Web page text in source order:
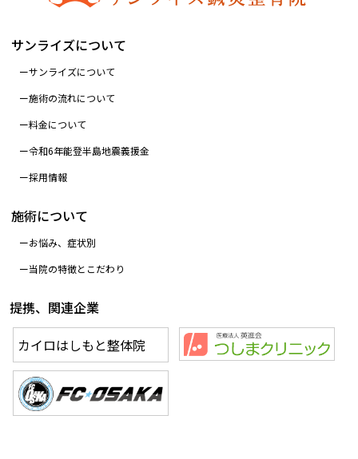
サンライズについて
サンライズについて
施術の流れについて
料金について
令和6年能登半島地震義援金
採用情報
施術について
お悩み、症状別
当院の特徴とこだわり
提携、関連企業
カイロはしもと整体院